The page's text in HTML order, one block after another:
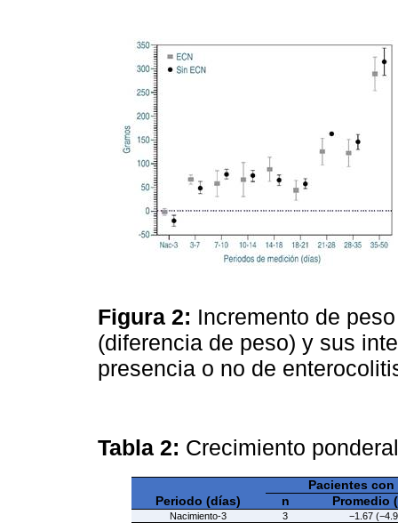
Figura 2: Incremento de
(diferencia de peso) y sus
presencia o no de
Tabla 2: Crecimiento
Periodo (días)
Pacientes con
n
Promedio
Nacimiento-3 3
−1.67